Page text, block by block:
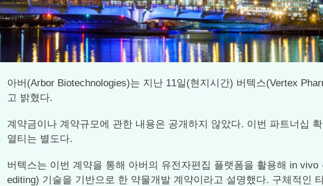
아버(Arbor Biotechnologies)는 지난 11일(현지시간) 버텍스(Vertex
고 밝혔다.
계약금이나 계약규모에 관한 내용은 공개하지 않았다. 이번 파트너십
열티는 별도다.
버텍스는 이번 계약을 통해 아버의 유전자편집 플랫폼을 활용해 in
editing) 기술을 기반으로 한 약물개발 계약이라고 설명했다. 구체적인